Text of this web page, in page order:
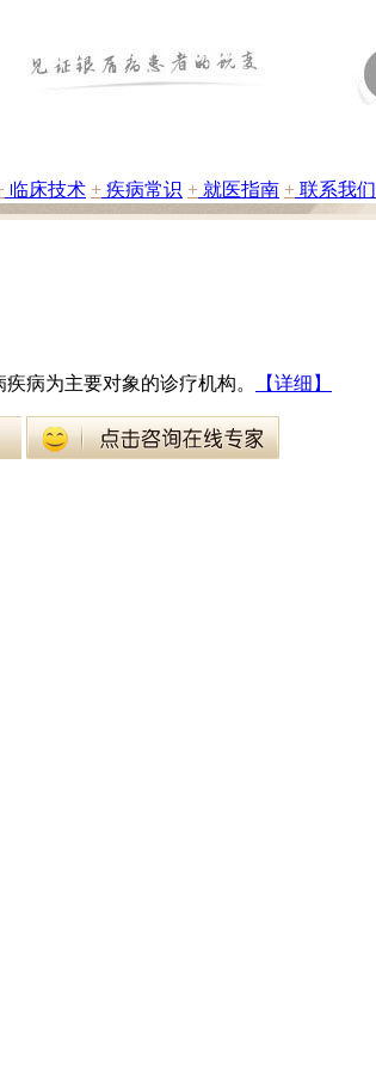
临床技术 + 疾病常识 + 就医指南 + 联系我们
病为主要对象的诊疗机构。 【详细】